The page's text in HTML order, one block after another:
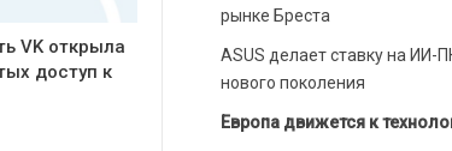
VK открыла
доступ к
рынке Бреста
ASUS делает ставку на ИИ-
нового поколения
Европа движется к